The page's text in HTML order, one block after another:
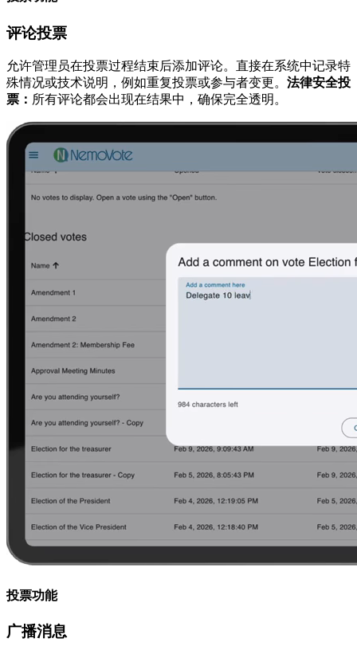
评论投票
允许管理员在投票过程结束后添加评论。直接在系统中记录特
殊情况或技术说明，例如重复投票或参与者变更。 法律安全投
票： 所有评论都会出现在结果中，确保完全透明。
投票功能
广播消息